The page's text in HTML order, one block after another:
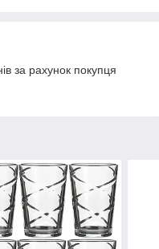
за рахунок покупця